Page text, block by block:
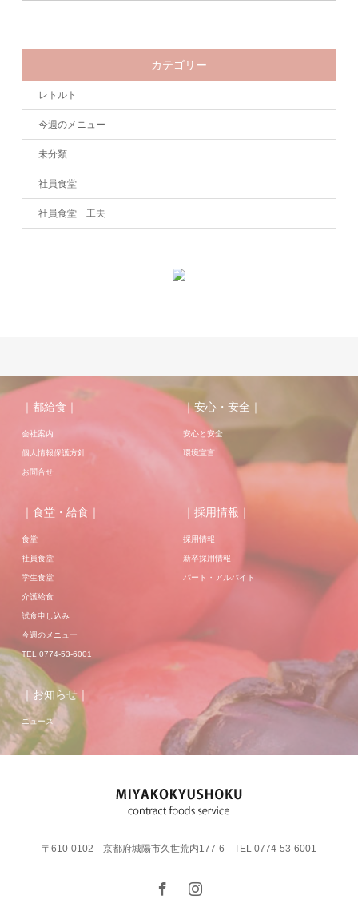
カテゴリー
レトルト
今週のメニュー
未分類
社員食堂
社員食堂 工夫
｜都給食｜
会社案内
個人情報保護方針
お問合せ
｜安心・安全｜
安心と安全
環境宣言
｜食堂・給食｜
食堂
社員食堂
学生食堂
介護給食
試食申し込み
今週のメニュー
TEL 0774-53-6001
｜採用情報｜
採用情報
新卒採用情報
パート・アルバイト
｜お知らせ｜
ニュース
〒610-0102 京都府城陽市久世荒内177-6 TEL 0774-53-6001